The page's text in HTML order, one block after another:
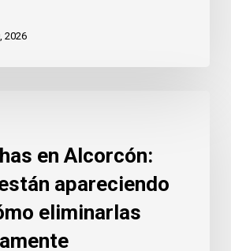
2026
en Alcorcón:
apareciendo
eliminarlas